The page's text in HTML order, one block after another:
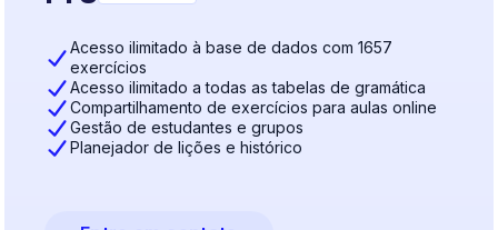
Acesso ilimitado à base de dados com 1657
exercícios
Acesso ilimitado a todas as tabelas de gramática
Compartilhamento de exercícios para aulas online
Gestão de estudantes e grupos
Planejador de lições e histórico